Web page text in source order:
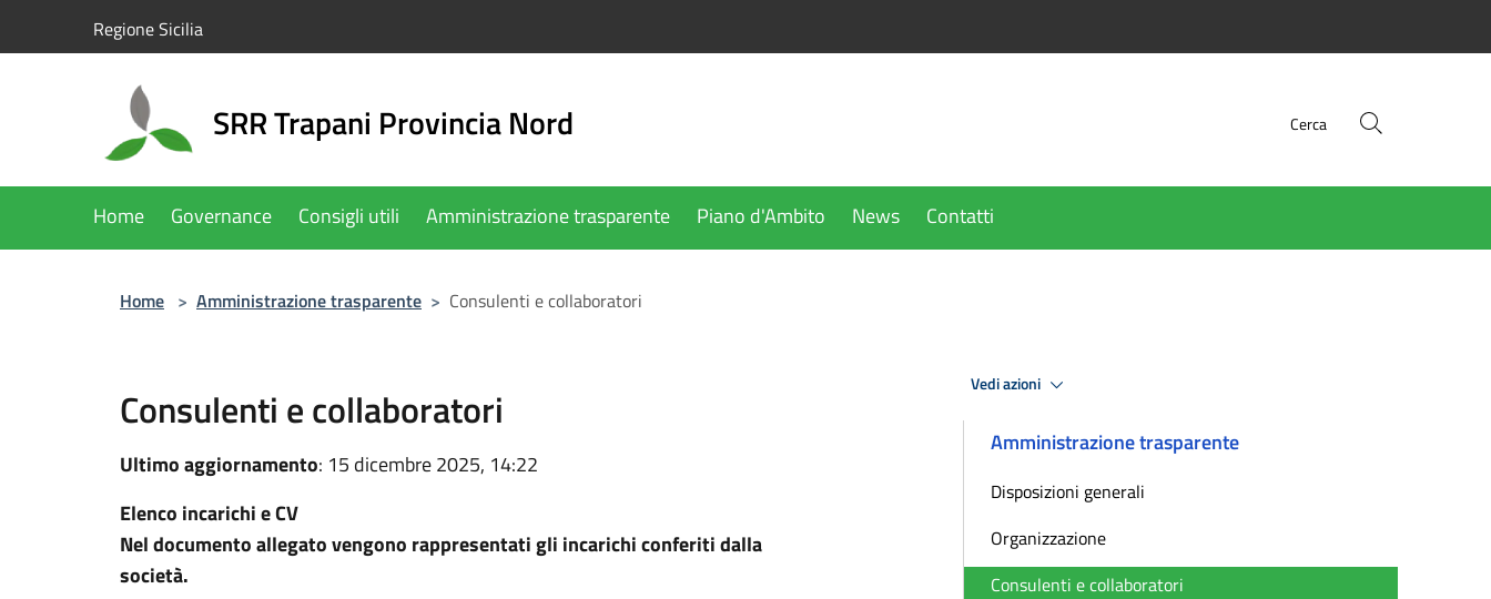
Regione Sicilia
SRR Trapani Provincia Nord Cerca
Home Governance Consigli utili Amministrazione trasparente Piano d'Ambito News Contatti
Home > Amministrazione trasparente > Consulenti e collaboratori
Consulenti e collaboratori
Ultimo aggiornamento: 15 dicembre 2025, 14:22
Elenco incarichi e CV
Nel documento allegato vengono rappresentati gli incarichi conferiti dalla
società.
Vedi azioni
Amministrazione trasparente
Disposizioni generali
Organizzazione
Consulenti e collaboratori